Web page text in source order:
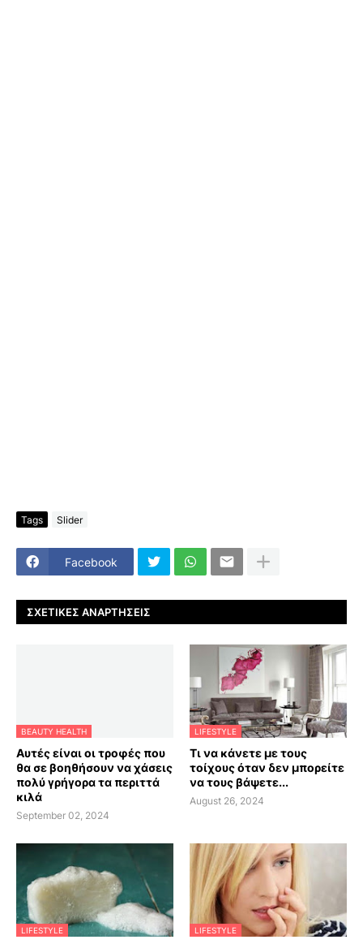
Tags Slider
Facebook
ΣΧΕΤΙΚΈΣ ΑΝΑΡΤΉΣΕΙΣ
BEAUTY HEALTH
Αυτές είναι οι τροφές που
θα σε βοηθήσουν να χάσεις
πολύ γρήγορα τα περιττά
κιλά
September 02, 2024
LIFESTYLE
Τι να κάνετε με τους
τοίχους όταν δεν μπορείτε
να τους βάψετε...
August 26, 2024
LIFESTYLE LIFESTYLE